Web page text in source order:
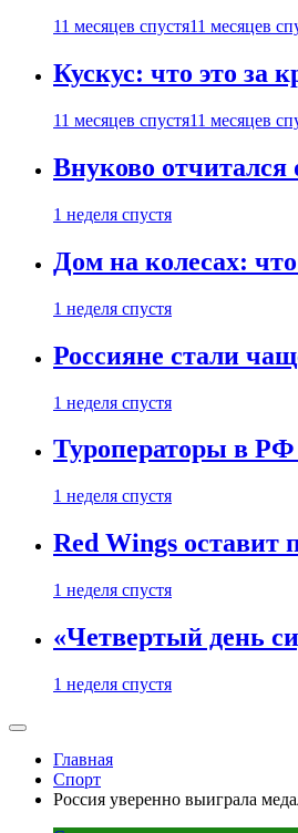
11 месяцев спустя11 месяцев
Кускус: что это за
11 месяцев спустя11 месяцев
Внуково отчитался
1 неделя спустя
Дом на колесах:
1 неделя спустя
Россияне стали
1 неделя спустя
Туроператоры в РФ
1 неделя спустя
Red Wings
1 неделя спустя
«Четвертый день
1 неделя спустя
Главная
Спорт
Россия уверенно выиграла